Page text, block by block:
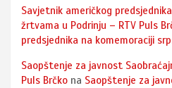
Savjetnik američkog
žrtvama u Podrinju – RTV Puls
predsjednika na komemoraciji
Saopštenje za javnost
Puls Brčko na Saopštenje za